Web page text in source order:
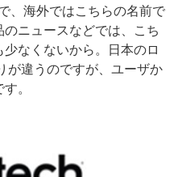
、海外ではこちらの名前で
ニュースなどでは、こち
なくないから。日本のロ
が違うのですが、ユーザか
。